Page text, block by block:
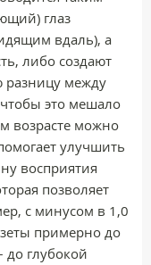
глаз
вдаль), а
либо создают
между
это мешало
возрасте можно
улучшить
восприятия
позволяет
с минусом в 1,0
примерно до
до глубокой